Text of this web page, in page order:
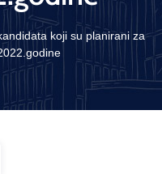
koji su planirani za